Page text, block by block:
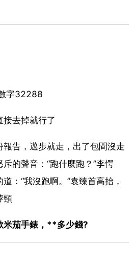
字32288
接去掉就行了
告，邁步就走，出了包間沒走
的聲音：“跑什麼跑？”李愕
：“我沒跑啊。”袁臻首高抬，
頸
米茄手錶，**多少錢?